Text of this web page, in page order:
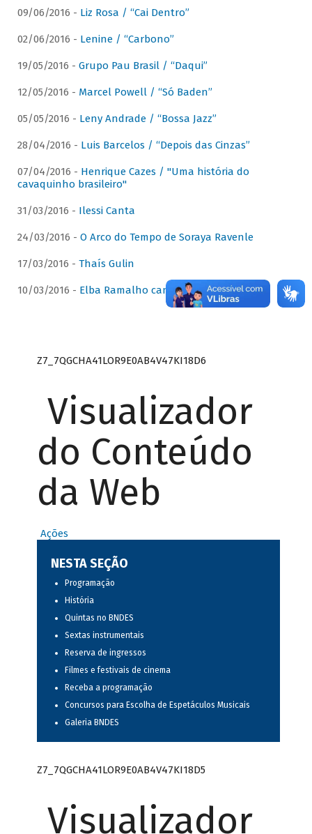
09/06/2016 - Liz Rosa / “Cai Dentro”
02/06/2016 - Lenine / “Carbono”
19/05/2016 - Grupo Pau Brasil / “Daqui”
12/05/2016 - Marcel Powell / “Só Baden”
05/05/2016 - Leny Andrade / “Bossa Jazz”
28/04/2016 - Luis Barcelos / “Depois das Cinzas”
07/04/2016 - Henrique Cazes / "Uma história do
cavaquinho brasileiro"
31/03/2016 - Ilessi Canta
24/03/2016 - O Arco do Tempo de Soraya Ravenle
17/03/2016 - Thaís Gulin
10/03/2016 - Elba Ramalho canta Dominguinhos
Z7_7QGCHA41LOR9E0AB4V47KI18D6
Visualizador
do Conteúdo
da Web
Ações
NESTA SEÇÃO
Programação
História
Quintas no BNDES
Sextas instrumentais
Reserva de ingressos
Filmes e festivais de cinema
Receba a programação
Concursos para Escolha de Espetáculos Musicais
Galeria BNDES
Z7_7QGCHA41LOR9E0AB4V47KI18D5
Visualizador